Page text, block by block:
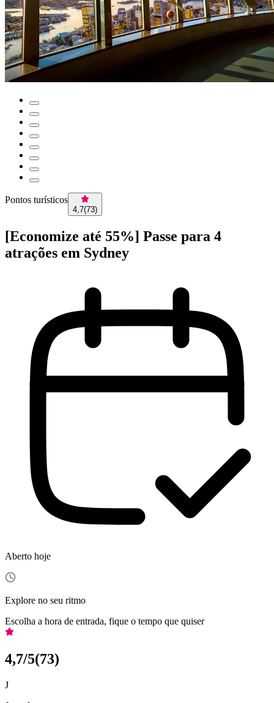
Pontos turísticos
4,7(73)
[Economize até 55%] Passe para 4
atrações em Sydney
Aberto hoje
Explore no seu ritmo
Escolha a hora de entrada, fique o tempo que quiser
4,7/5(73)
J